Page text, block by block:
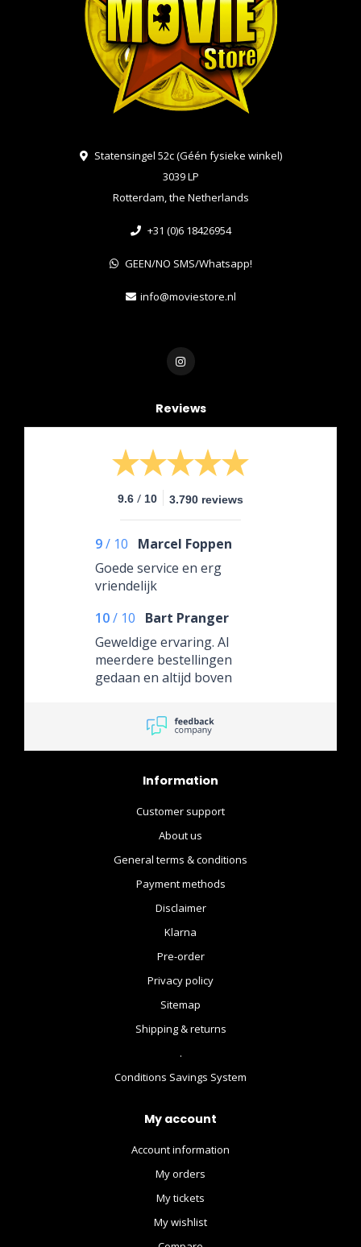
Statensingel 52c (Géén fysieke winkel)
3039 LP
Rotterdam, the Netherlands
+31 (0)6 18426954
GEEN/NO SMS/Whatsapp!
info@moviestore.nl
Reviews
9.6 / 10 3.790 reviews
9/ 10
Marcel Foppen
Goede service en erg
vriendelijk
10/ 10
Bart Pranger
Geweldige ervaring. Al
meerdere bestellingen
gedaan en altijd boven
Information
Customer support
About us
General terms & conditions
Payment methods
Disclaimer
Klarna
Pre-order
Privacy policy
Sitemap
Shipping & returns
.
Conditions Savings System
My account
Account information
My orders
My tickets
My wishlist